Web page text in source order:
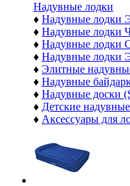
Надувные лодки
♦ Надувные лодки
♦ Надувные лодки
♦ Надувные лодки
♦ Надувные лодки
♦ Элитные
♦ Надувные
♦ Надувные доски
♦ Детские
♦ Аксессуары для